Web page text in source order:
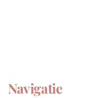
Navigatie